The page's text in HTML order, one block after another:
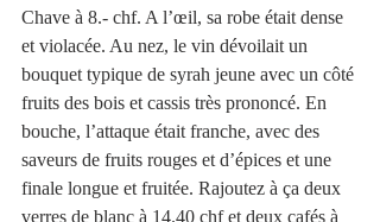
Chave à 8.- chf. A l’œil, sa robe était dense
et violacée. Au nez, le vin dévoilait un
bouquet typique de syrah jeune avec un côté
fruits des bois et cassis très prononcé. En
bouche, l’attaque était franche, avec des
saveurs de fruits rouges et d’épices et une
finale longue et fruitée. Rajoutez à ça deux
verres de blanc à 14.40 chf et deux cafés à